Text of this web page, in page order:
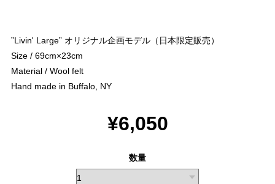
”Livin' Large” オリジナル企画モデル（日本限定販売）
Size / 69cm×23cm
Material / Wool felt
Hand made in Buffalo, NY
¥6,050
数量